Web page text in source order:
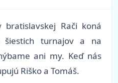
Rači koná
šiestich turnajov a na
ani my. Keď nás
Riško a Tomáš.